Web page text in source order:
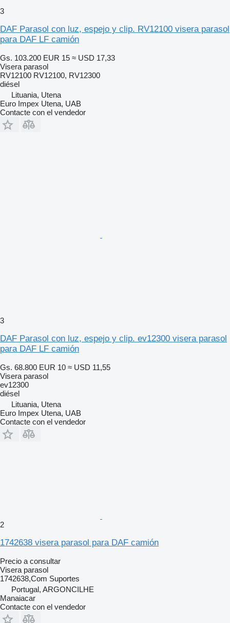
3
DAF Parasol con luz, espejo y clip. RV12100 visera parasol
para DAF LF camión
Gs. 103.200 EUR 15 ≈ USD 17,33
Visera parasol
RV12100 RV12100, RV12300
diésel
Lituania, Utena
Euro Impex Utena, UAB
Contacte con el vendedor
3
DAF Parasol con luz, espejo y clip. ev12300 visera parasol
para DAF LF camión
Gs. 68.800 EUR 10 ≈ USD 11,55
Visera parasol
ev12300
diésel
Lituania, Utena
Euro Impex Utena, UAB
Contacte con el vendedor
2
1742638 visera parasol para DAF camión
Precio a consultar
Visera parasol
1742638,Com Suportes
Portugal, ARGONCILHE
Manaiacar
Contacte con el vendedor